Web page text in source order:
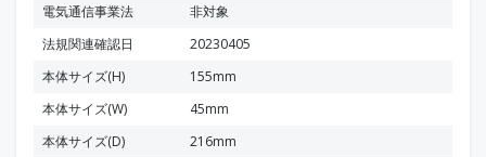
電気通信事業法
非対象
法規関連確認日
20230405
本体サイズ(H)
155mm
本体サイズ(W)
45mm
本体サイズ(D)
216mm